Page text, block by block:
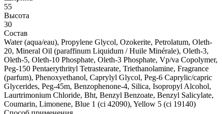
55
Высота
30
Состав
Water (aqua/eau), Propylene Glycol, Ozokerite, Petrolatum, Oleth-
20, Mineral Oil (paraffinum Liquidum / Huile Minérale), Oleth-3,
Oleth-5, Oleth-10 Phosphate, Oleth-3 Phosphate, Vp/va Copolymer,
Peg-150 Pentaerythrityl Tetrastearate, Triethanolamine, Fragrance
(parfum), Phenoxyethanol, Caprylyl Glycol, Peg-6 Caprylic/capric
Glycerides, Peg-45m, Benzophenone-4, Silica, Isopropyl Alcohol,
Laurtrimonium Chloride, Bht, Benzyl Benzoate, Benzyl Salicylate,
Coumarin, Limonene, Blue 1 (ci 42090), Yellow 5 (ci 19140)